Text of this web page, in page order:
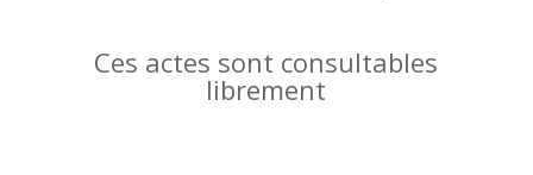
Ces actes sont consultables
librement